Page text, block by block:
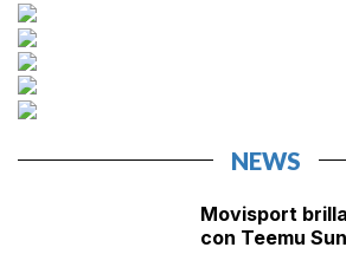
NEWS
Movisport
con Teemu